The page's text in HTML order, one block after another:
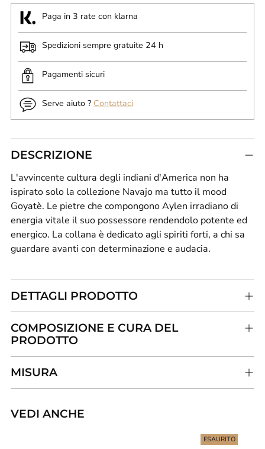
Paga in 3 rate con klarna
Spedizioni sempre gratuite 24 h
Pagamenti sicuri
Serve aiuto ? Contattaci
DESCRIZIONE
L'avvincente cultura degli indiani d'America non ha
ispirato solo la collezione Navajo ma tutto il mood
Goyatè. Le pietre che compongono Aylen irradiano di
energia vitale il suo possessore rendendolo potente ed
energico. La collana è dedicato agli spiriti forti, a chi sa
guardare avanti con determinazione e audacia.
DETTAGLI PRODOTTO
COMPOSIZIONE E CURA DEL
PRODOTTO
MISURA
Aggiungere
VEDI ANCHE
ESAURITO